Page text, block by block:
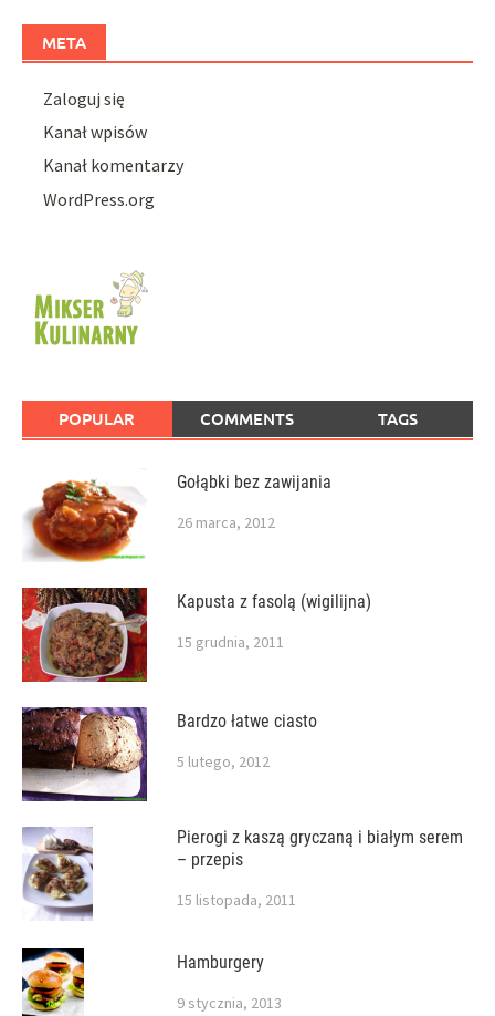
META
Zaloguj się
Kanał wpisów
Kanał komentarzy
WordPress.org
POPULAR COMMENTS TAGS
Gołąbki bez zawijania
26 marca, 2012
Kapusta z fasolą (wigilijna)
15 grudnia, 2011
Bardzo łatwe ciasto
5 lutego, 2012
Pierogi z kaszą gryczaną i białym serem
– przepis
15 listopada, 2011
Hamburgery
9 stycznia, 2013